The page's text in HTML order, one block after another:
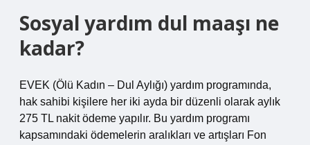
Sosyal yardım dul maaşı ne
kadar?
EVEK (Ölü Kadın – Dul Aylığı) yardım programında,
hak sahibi kişilere her iki ayda bir düzenli olarak aylık
275 TL nakit ödeme yapılır. Bu yardım programı
kapsamındaki ödemelerin aralıkları ve artışları Fon